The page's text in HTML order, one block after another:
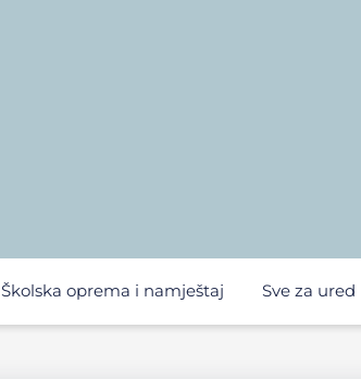
Školska oprema i namještaj Sve za ured